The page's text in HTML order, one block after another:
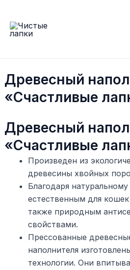
content
Древесный
«Счастливые
Древесный
«Счастливые
Произведен из
древесины хвойных
Благодаря
естественным для
также природным
свойствами.
Прессованные
наполнителя
технологии. Они